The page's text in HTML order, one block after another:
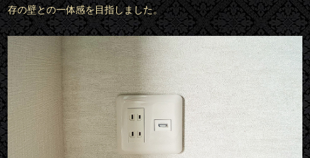
存の壁との一体感を目指しました。